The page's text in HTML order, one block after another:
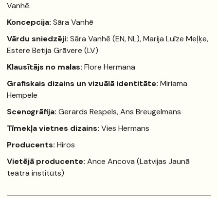
Vanhē.
Koncepcija: Sāra Vanhē
Vārdu sniedzēji: Sāra Vanhē (EN, NL), Marija Luīze Meļķe,
Estere Betija Grāvere (LV)
Klausītājs no malas: Flore Hermana
Grafiskais dizains un vizuālā identitāte: Miriama
Hempele
Scenogrāfija: Gerards Respels, Ans Breugelmans
Tīmekļa vietnes dizains: Vies Hermans
Producents: Hiros
Vietējā producente: Ance Ancova (Latvijas Jaunā
teātra institūts)